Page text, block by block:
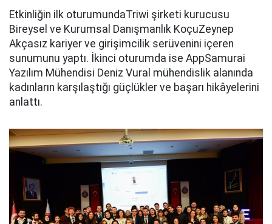
Etkinliğin ilk oturumundaTriwi şirketi kurucusu
Bireysel ve Kurumsal Danışmanlık KoçuZeynep
Akçasız kariyer ve girişimcilik serüvenini içeren
sunumunu yaptı. İkinci oturumda ise AppSamurai
Yazılım Mühendisi Deniz Vural mühendislik alanında
kadınların karşılaştığı güçlükler ve başarı hikâyelerini
anlattı.